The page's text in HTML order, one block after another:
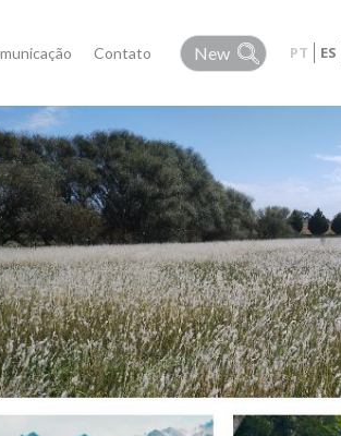
Contato PT ES